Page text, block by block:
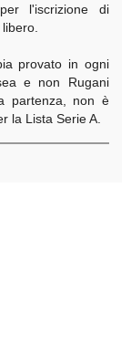
l'iscrizione di
provato in ogni
e non Rugani
partenza, non è
la Lista Serie A.